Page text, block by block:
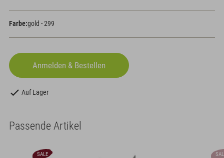
Farbe:gold - 299
Auf Lager
Passende Artikel
SALE